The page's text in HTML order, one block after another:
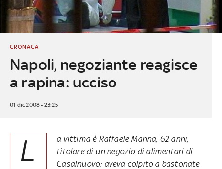
Napoli, negoziante reagisce
a rapina: ucciso
CRONACA
01 dic 2008 - 23:25
L
a vittima è Raffaele Manna, 62 anni,
titolare di un negozio di alimentari di
Casalnuovo: aveva colpito a bastonate